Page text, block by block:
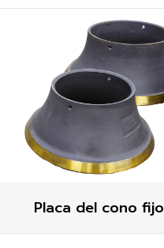
Placa del cono fijo